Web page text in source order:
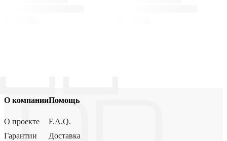
О компании
О проекте
Гарантии
Помощь
F.A.Q.
Доставка